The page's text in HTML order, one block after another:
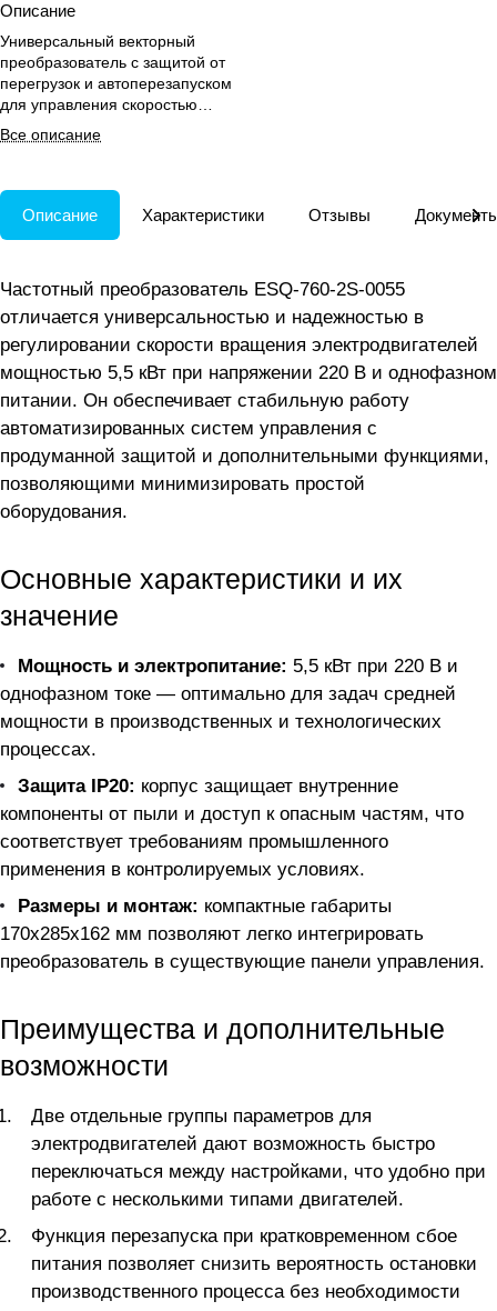
Описание
Универсальный векторный
преобразователь с защитой от
перегрузок и автоперезапуском
для управления скоростью
электродвигателей в
технологических процессах.
Все описание
Описание Характеристики Отзывы
Частотный преобразователь ESQ-760-2S-0055
отличается универсальностью и надежностью в
регулировании скорости вращения электродвигателей
мощностью 5,5 кВт при напряжении 220 В и однофазном
питании. Он обеспечивает стабильную работу
автоматизированных систем управления с
продуманной защитой и дополнительными функциями,
позволяющими минимизировать простой
оборудования.
Основные характеристики и их
значение
Мощность и электропитание: 5,5 кВт при 220 В и
однофазном токе — оптимально для задач средней
мощности в производственных и технологических
процессах.
Защита IP20: корпус защищает внутренние
компоненты от пыли и доступ к опасным частям, что
соответствует требованиям промышленного
применения в контролируемых условиях.
Размеры и монтаж: компактные габариты
170х285х162 мм позволяют легко интегрировать
преобразователь в существующие панели управления.
Преимущества и дополнительные
возможности
Две отдельные группы параметров для
электродвигателей дают возможность быстро
переключаться между настройками, что удобно при
работе с несколькими типами двигателей.
Функция перезапуска при кратковременном сбое
питания позволяет снизить вероятность остановки
производственного процесса без необходимости